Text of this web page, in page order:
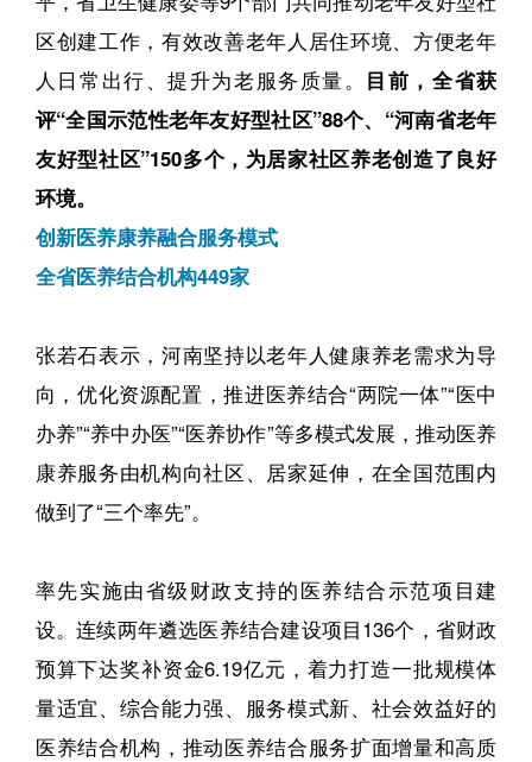
区创建工作，有效改善老年人居住环境、方便老年
人日常出行、提升为老服务质量。 目前，全省获
评“全国示范性老年友好型社区”88个、“河南省老年
友好型社区”150多个，为居家社区养老创造了良好
环境。
创新医养康养融合服务模式
全省医养结合机构449家
张若石表示，河南坚持以老年人健康养老需求为导
向，优化资源配置，推进医养结合“两院一体”“医中
办养”“养中办医”“医养协作”等多模式发展，推动医养
康养服务由机构向社区、居家延伸，在全国范围内
做到了“三个率先”。
率先实施由省级财政支持的医养结合示范项目建
设。连续两年遴选医养结合建设项目136个，省财政
预算下达奖补资金6.19亿元，着力打造一批规模体
量适宜、综合能力强、服务模式新、社会效益好的
医养结合机构，推动医养结合服务扩面增量和高质